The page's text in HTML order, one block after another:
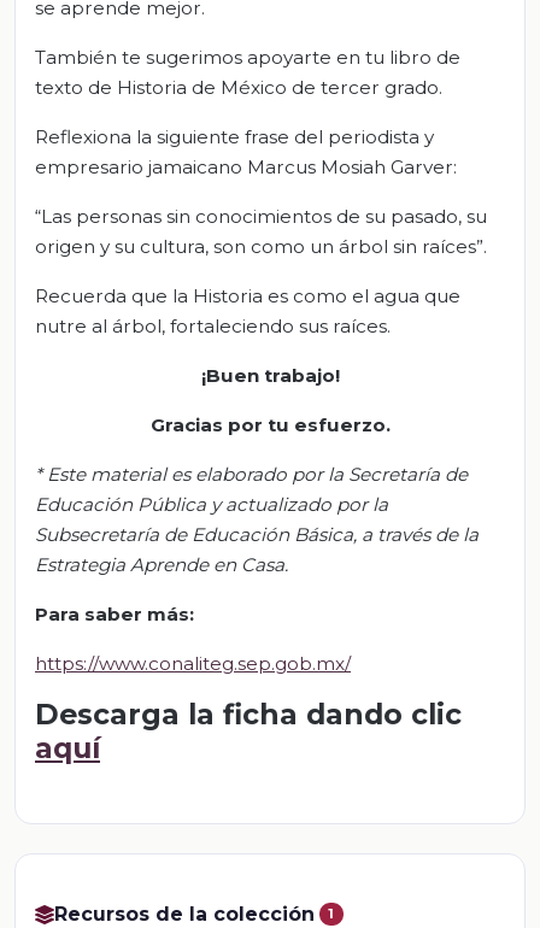
se aprende mejor.
También te sugerimos apoyarte en tu libro de
texto de Historia de México de tercer grado.
Reflexiona la siguiente frase del periodista y
empresario jamaicano Marcus Mosiah Garver:
“Las personas sin conocimientos de su pasado, su
origen y su cultura, son como un árbol sin raíces”.
Recuerda que la Historia es como el agua que
nutre al árbol, fortaleciendo sus raíces.
¡Buen trabajo!
Gracias por tu esfuerzo.
*Este material es elaborado por la Secretaría de
Educación Pública y actualizado por la
Subsecretaría de Educación Básica, a través de la
Estrategia Aprende en Casa.
Para saber más:
https://www.conaliteg.sep.gob.mx/
Descarga la ficha dando clic
aquí
Recursos de la colección 1